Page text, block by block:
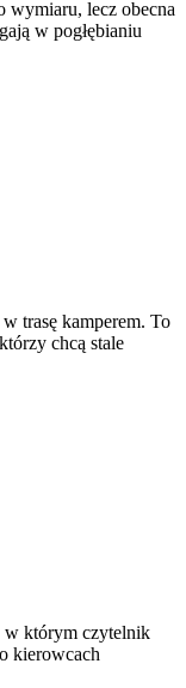
wymiaru, lecz obecna
w pogłębianiu
trasę kamperem. To
chcą stale
w którym czytelnik
kierowcach